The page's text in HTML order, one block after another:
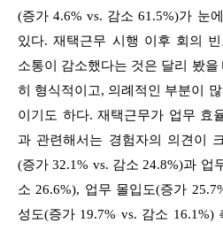
(증가 4.6% vs. 감소 61.5%)가 눈
있다. 재택근무 시행 이후 회의
소통이 감소했다는 것은 달리 봤
히 형식적이고, 의례적인 부분이
이기도 하다. 재택근무가 업무 효
과 관련해서는 경험자의 의견이
(증가 32.1% vs. 감소 24.8%)과 업
소 26.6%), 업무 몰입도(증가
성도(증가 19.7% vs. 감소 16.1%)